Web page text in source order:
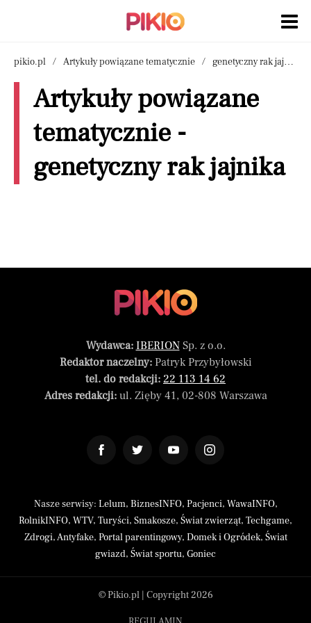
pikio.pl Artykuły powiązane tematycznie genetyczny rak jajnika
Artykuły powiązane
tematycznie -
genetyczny rak jajnika
Wydawca: IBERIONSp. z o.o.
Redaktor naczelny:Patryk Przybyłowski
tel. do redakcji: 22 113 14 62
Adres redakcji:ul. Zięby 41, 02-808 Warszawa
Nasze serwisy: Lelum, BiznesINFO, Pacjenci, WawaINFO,
RolnikINFO, WTV, Turyści, Smakosze, Świat zwierząt, Techgame,
Zdrogi,Antyfake, Portal parentingowy, Domek i Ogródek, Świat
gwiazd, Świat sportu, Goniec
© Pikio.pl | Copyright 2026